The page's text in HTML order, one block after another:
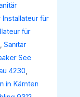
Installateur für
für
,Sanitär
See
4230,
in Kärnten